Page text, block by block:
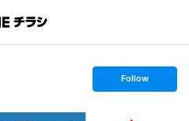
s
t
Follow